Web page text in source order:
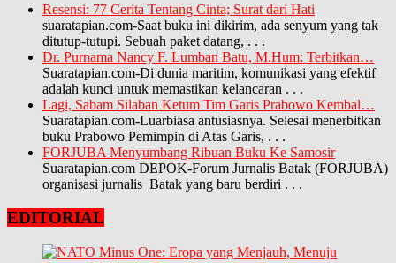
Resensi: 77 Cerita Tentang Cinta; Surat dari Hati
suaratapian.com-Saat buku ini dikirim, ada senyum yang tak
ditutup-tutupi. Sebuah paket datang, . . .
Dr. Purnama Nancy F. Lumban Batu, M.Hum: Terbitkan…
Suaratapian.com-Di dunia maritim, komunikasi yang efektif
adalah kunci untuk memastikan kelancaran . . .
Lagi, Sabam Silaban Ketum Tim Garis Prabowo Kembal…
Suaratapian.com-Luarbiasa antusiasnya. Selesai menerbitkan
buku Prabowo Pemimpin di Atas Garis, . . .
FORJUBA Menyumbang Ribuan Buku Ke Samosir
Suaratapian.com DEPOK-Forum Jurnalis Batak (FORJUBA)
organisasi jurnalis Batak yang baru berdiri . . .
EDITORIAL